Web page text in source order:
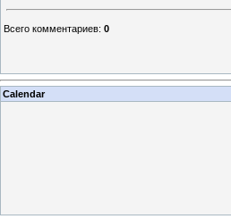
Всего комментариев: 0
Calendar